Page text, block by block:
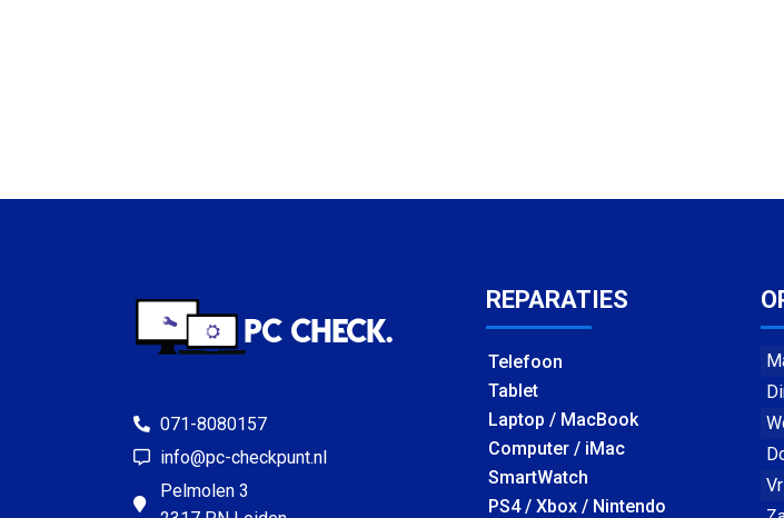
071-8080157
info@pc-checkpunt.nl
Pelmolen 3
REPARATIES
Telefoon
Tablet
Laptop / MacBook
Computer / iMac
SmartWatch
PS4 / Xbox / Nintendo